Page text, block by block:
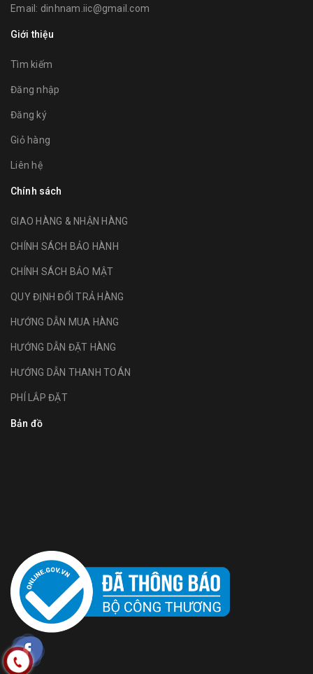
Email: dinhnam.iic@gmail.com
Giới thiệu
Tìm kiếm
Đăng nhập
Đăng ký
Giỏ hàng
Liên hệ
Chính sách
GIAO HÀNG & NHẬN HÀNG
CHÍNH SÁCH BẢO HÀNH
CHÍNH SÁCH BẢO MẬT
QUY ĐỊNH ĐỔI TRẢ HÀNG
HƯỚNG DẪN MUA HÀNG
HƯỚNG DẪN ĐẶT HÀNG
HƯỚNG DẪN THANH TOÁN
PHÍ LẮP ĐẶT
Bản đồ